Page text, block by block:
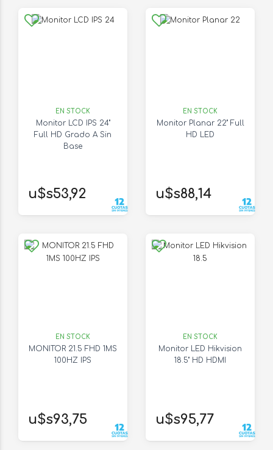
EN STOCK
Monitor LCD IPS 24"
Full HD Grado A Sin
Base
u$s53,92
EN STOCK
Monitor Planar 22" Full
HD LED
u$s88,14
EN STOCK
MONITOR 21.5 FHD 1MS
100HZ IPS
u$s93,75
EN STOCK
Monitor LED Hikvision
18.5" HD HDMI
u$s95,77